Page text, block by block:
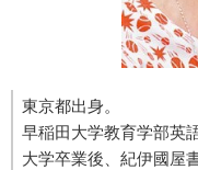
東京都出身。
早稲田大学教育学部英
大学卒業後、紀伊國屋